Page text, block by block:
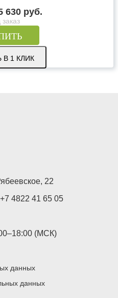
630 руб.
В 1 КЛИК
22
+7 4822 41 65 05
(МСК)
данных
данных